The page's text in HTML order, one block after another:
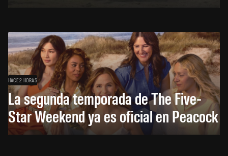
HACE 2 HORAS
La segunda temporada de The Five-
Star Weekend ya es oficial en Peacock